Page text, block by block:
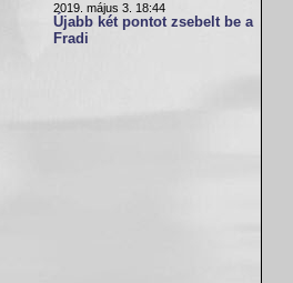
2019. május 3. 18:44
Újabb két pontot zsebelt be a
Fradi